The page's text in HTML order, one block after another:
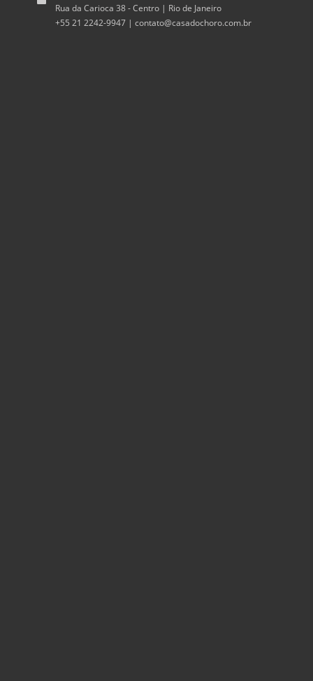
Rua da Carioca 38 - Centro | Rio de Janeiro
+55 21 2242-9947 | contato@casadochoro.com.br